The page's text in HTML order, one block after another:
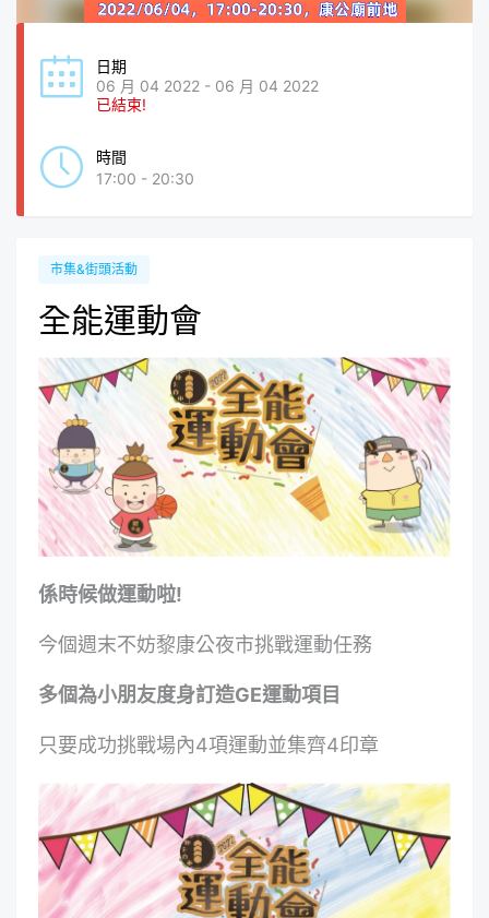
日期
06 月 04 2022 - 06 月 04 2022
已結束!
時間
17:00 - 20:30
市集&街頭活動
全能運動會
係時候做運動啦!
今個週末不妨黎康公夜市挑戰運動任務
多個為小朋友度身訂造GE運動項目
只要成功挑戰場內4項運動並集齊4印章